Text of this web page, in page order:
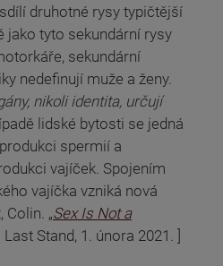
druhotné rysy typičtější
jako tyto sekundární rysy
sekundární
nedefinují muže a ženy.
nikoli identita, určují
lidské bytosti se jedná
spermií a
vajíček. Spojením
vajíčka vzniká nová
Colin. „Sex Is Not a
Last Stand, 1. února 2021 .